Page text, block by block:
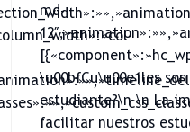
md-
\u00bfCu\u00e1les
estudiante?\n \n La
facilitar nuestros